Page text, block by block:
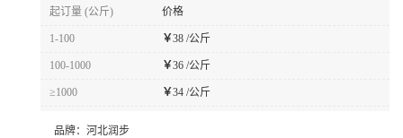
起订量 (公斤) 价格
1-100 ￥38 /公斤
100-1000 ￥36 /公斤
≥1000 ￥34 /公斤
品牌： 河北润步